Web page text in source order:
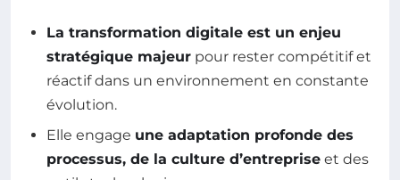
La transformation digitale est un enjeu
stratégique majeur pour rester compétitif et
réactif dans un environnement en constante
évolution.
Elle engage une adaptation profonde des
processus, de la culture d’entreprise et des